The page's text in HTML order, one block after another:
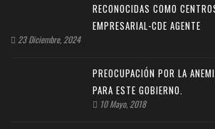
RECONOCIDAS COMO
EMPRESARIAL-CDE AGENTE
23 Diciembre, 2024
PREOCUPACIÓN POR LA
PARA ESTE GOBIERNO.
10 Mayo, 2018